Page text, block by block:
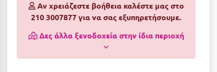
Βansko
Boutique Hotels
Ξενώνες
Αν χρειάζεστε βοήθεια καλέστε μας στο
210 3007877 για να σας εξυπηρετήσουμε.
Δες άλλα ξενοδοχεία στην ίδια περιοχή